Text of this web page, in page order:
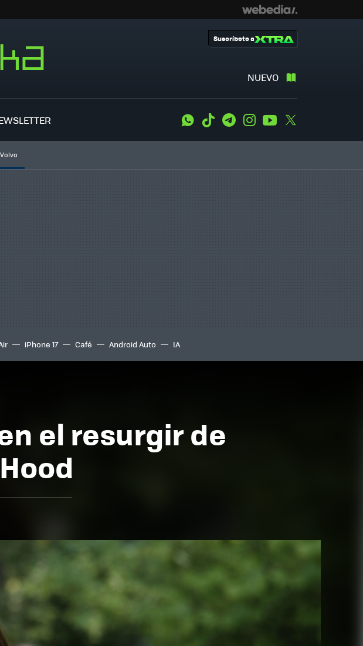
NUEVO
Suscríbete a
WhatsApp
Tiktok TelegramInstagramYoutube
iPhone 17 Café Android Auto IA
el resurgir de